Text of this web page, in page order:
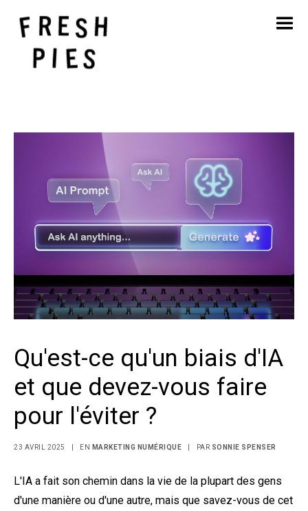
Accueil
Qu'est-ce qu'un biais d'IA
et que devez-vous faire
pour l'éviter ?
23 AVRIL 2025 EN MARKETING NUMÉRIQUE PAR SONNIE SPENSER
L'IA a fait son chemin dans la vie de la plupart des gens
d'une manière ou d'une autre, mais que savez-vous de cet